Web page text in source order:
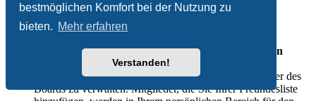
bestmöglichen Komfort bei der Nutzung zu
bieten. Mehr erfahren
Verstanden!
Freunde und ignorierte Mitglieder
Wozu benötige ich die Listen der Freunde und ignorierten
Sie können diese Listen benutzen, um andere Mitglieder des
Boards zu verwalten. Mitglieder, die Sie Ihrer Freundesliste